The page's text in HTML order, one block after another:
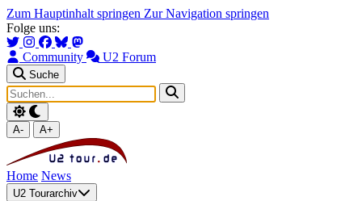
Zum Hauptinhalt springen Zur Navigation springen
Folge uns:
Community U2 Forum
Suche
A- A+
Home News
U2 Tourarchiv